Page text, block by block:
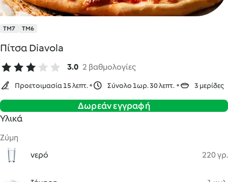
TM7 TM6
Πίτσα Diavola
3.0 2 βαθμολογίες
Προετοιμασία 15 λεπτ. Σύνολο 1ωρ. 30 λεπτ. 3 μερίδες
Δωρεάν εγγραφή
Υλικά
Ζύμη
νερό
220 γρ.